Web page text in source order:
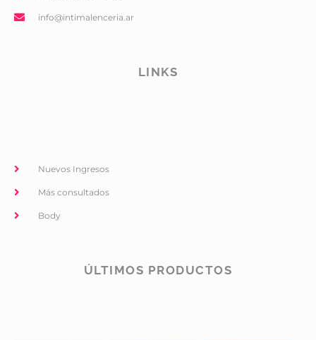
info@intimalenceria.ar
LINKS
Nuevos Ingresos
Más consultados
Body
ÚLTIMOS PRODUCTOS